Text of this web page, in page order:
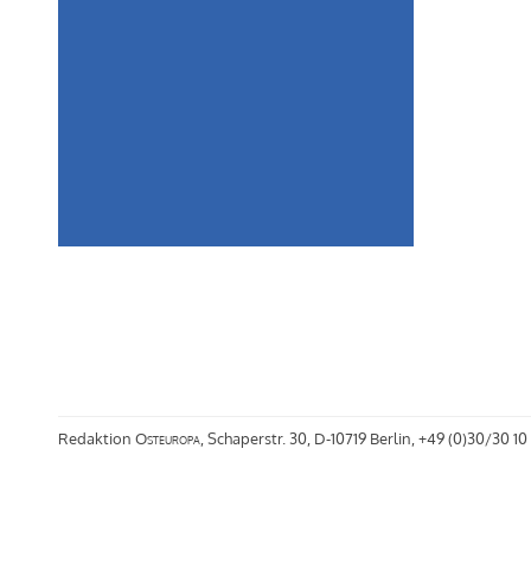
Redaktion Osteuropa, Schaperstr. 30, D-10719 Berlin, +49 (0)30/30